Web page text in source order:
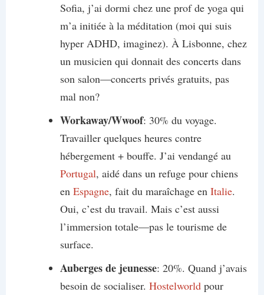
Sofia, j’ai dormi chez une prof de yoga qui
m’a initiée à la méditation (moi qui suis
hyper ADHD, imaginez). À Lisbonne, chez
un musicien qui donnait des concerts dans
son salon—concerts privés gratuits, pas
mal non?
Workaway/Wwoof: 30% du voyage.
Travailler quelques heures contre
hébergement + bouffe. J’ai vendangé au
Portugal, aidé dans un refuge pour chiens
en Espagne, fait du maraîchage en Italie.
Oui, c’est du travail. Mais c’est aussi
l’immersion totale—pas le tourisme de
surface.
Auberges de jeunesse: 20%. Quand j’avais
besoin de socialiser. Hostelworldpour